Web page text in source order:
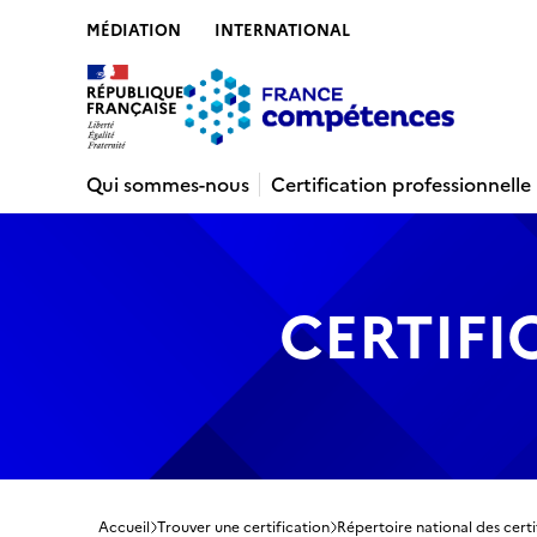
MÉDIATION INTERNATIONAL
Qui sommes-nous
Certification professionnelle
Accueil Trouver une certification Répertoire national des